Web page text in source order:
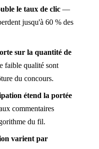
le taux de clic —
jusqu'à 60 % des
sur la quantité de
faible qualité sont
du concours.
étend la portée
commentaires
du fil.
varient par